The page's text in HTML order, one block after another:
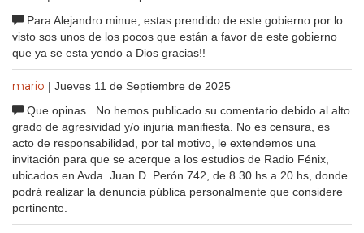
Para Alejandro minue; estas prendido de este gobierno por lo
visto sos unos de los pocos que están a favor de este gobierno
que ya se esta yendo a Dios gracias!!
mario | Jueves 11 de Septiembre de 2025
Que opinas ..No hemos publicado su comentario debido al alto
grado de agresividad y/o injuria manifiesta. No es censura, es
acto de responsabilidad, por tal motivo, le extendemos una
invitación para que se acerque a los estudios de Radio Fénix,
ubicados en Avda. Juan D. Perón 742, de 8.30 hs a 20 hs, donde
podrá realizar la denuncia pública personalmente que considere
pertinente.